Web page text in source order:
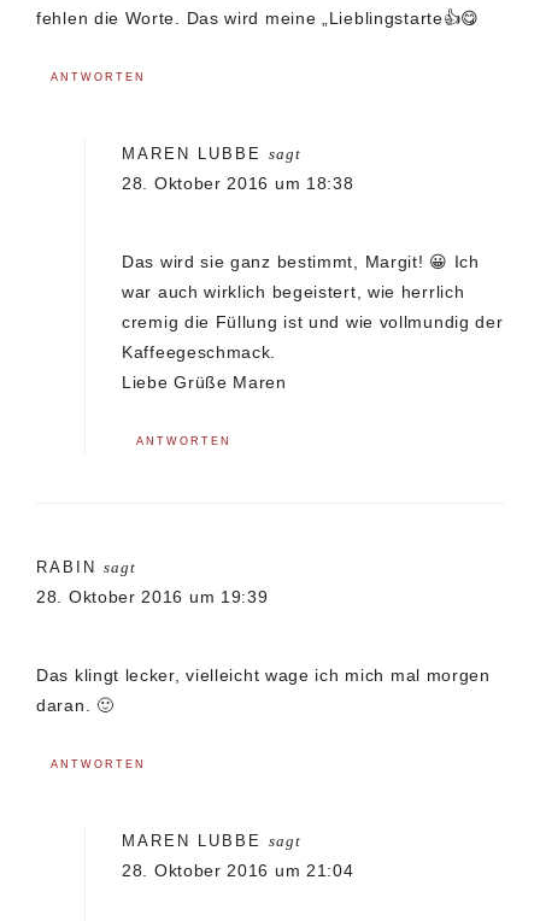
fehlen die Worte. Das wird meine „Lieblingstarte👍😋
ANTWORTEN
MAREN LUBBE sagt
28. Oktober 2016 um 18:38
Das wird sie ganz bestimmt, Margit! 😀 Ich
war auch wirklich begeistert, wie herrlich
cremig die Füllung ist und wie vollmundig der
Kaffeegeschmack.
Liebe Grüße Maren
ANTWORTEN
RABIN sagt
28. Oktober 2016 um 19:39
Das klingt lecker, vielleicht wage ich mich mal morgen
daran. 🙂
ANTWORTEN
MAREN LUBBE sagt
28. Oktober 2016 um 21:04